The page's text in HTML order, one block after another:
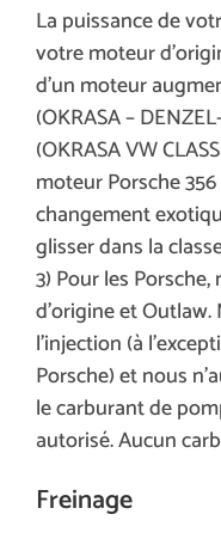
La puissance de
votre moteur
d’un moteur
(OKRASA –
(OKRASA VW
moteur Porsche
changement
glisser dans la
3) Pour les
d’origine et Outlaw.
l’injection (à
Porsche) et nous
le carburant de
autorisé. Aucun
Freinage